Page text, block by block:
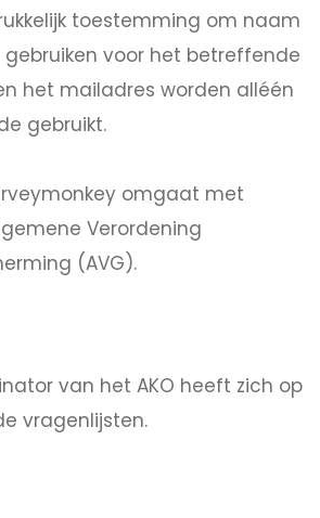
toestemming om naam
voor het betreffende
het mailadres worden alléén
gebruikt.
omgaat met
Verordening
(AVG).
van het AKO heeft zich op
vragenlijsten.